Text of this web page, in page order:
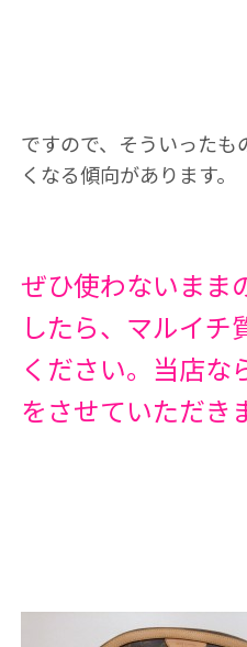
ですので、そういった
くなる傾向があります。
ぜひ使わないまま
したら、マルイチ
ください。当店な
をさせていただき